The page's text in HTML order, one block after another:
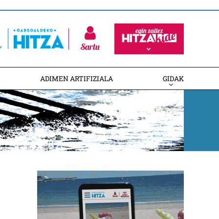
Sartu
ADIMEN ARTIFIZIALA GIDAK